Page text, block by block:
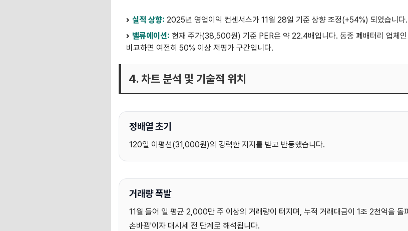
실적 상향: 2025년 영업이익 컨센서스가 11월 28일 기준 상향 조정(+54%) 되었습니다.
밸류에이션: 현재 주가(38,500원) 기준 PER은 약 22.4배입니다. 동종 폐배터리 업체
비교하면 여전히 50% 이상 저평가 구간입니다.
4. 차트 분석 및 기술적 위치
정배열 초기
120일 이평선(31,000원)의 강력한 지지를 받고 반등했습니다.
거래량 폭발
11월 들어 일 평균 2,000만 주 이상의 거래량이 터지며, 누적 거래대금이 1조 2천억을 돌
손바뀜'이자 대시세 전 단계로 해석됩니다.